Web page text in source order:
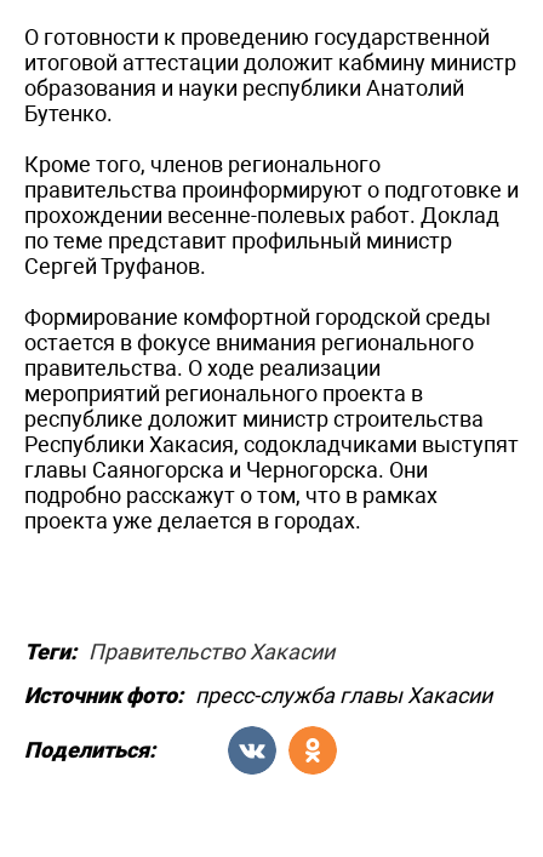
О готовности к проведению государственной
итоговой аттестации доложит кабмину министр
образования и науки республики Анатолий
Бутенко.
Кроме того, членов регионального
правительства проинформируют о подготовке и
прохождении весенне-полевых работ. Доклад
по теме представит профильный министр
Сергей Труфанов.
Формирование комфортной городской среды
остается в фокусе внимания регионального
правительства. О ходе реализации
мероприятий регионального проекта в
республике доложит министр строительства
Республики Хакасия, содокладчиками выступят
главы Саяногорска и Черногорска. Они
подробно расскажут о том, что в рамках
проекта уже делается в городах.
Теги: Правительство Хакасии
Источник фото: пресс-служба главы Хакасии
Поделиться: